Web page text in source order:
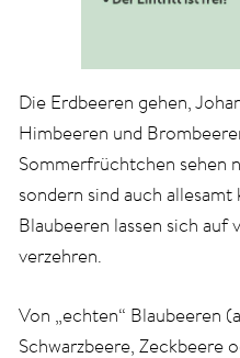
Die Erdbeeren gehen,
Himbeeren und
Sommerfrüchtchen sehen
sondern sind auch
Blaubeeren lassen sich auf
verzehren.
Von „echten“ Blaubeeren
Schwarzbeere, Zeckbeere